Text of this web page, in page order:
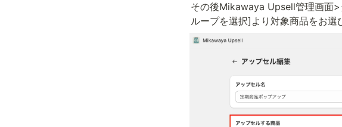
その後Mikawaya Upsell管理画面
ループを選択]より対象商品をお選